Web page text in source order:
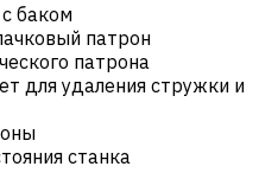
баком
патрон
патрона
для удаления стружки и
станка